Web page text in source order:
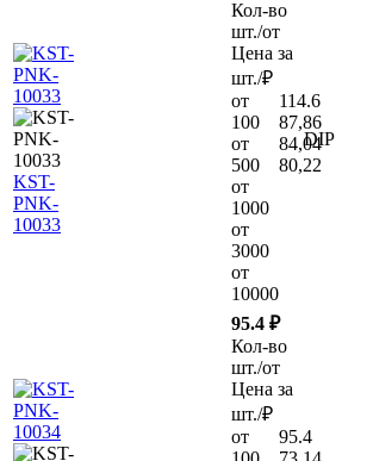
KST-
PNK-
10033
Кол-во
шт./от
Цена за
шт./₽
от
100
от
500
от
1000
от
3000
от
10000
114.6
87,86
84,04
80,22
DIP
95.4 ₽
Кол-во
шт./от
Цена за
шт./₽
от
95.4